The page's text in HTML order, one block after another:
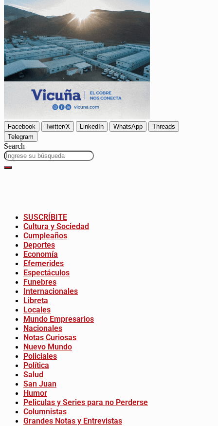
Facebook Twitter/X LinkedIn WhatsApp
Threads
Telegram
Search
SUSCRÍBITE
Cultura y Sociedad
Cumpleaños
Deportes
Economía
Efemerides
Espectáculos
Funebres
Internacionales
Libreta
Locales
Mundo Empresarios
Nacionales
Notas Curiosas
Nuevo Mundo
Policiales
Política
Salud
San Juan
Humor
Peliculas y Series para no Perderse
Columnistas
Grandes Notas y Entrevistas